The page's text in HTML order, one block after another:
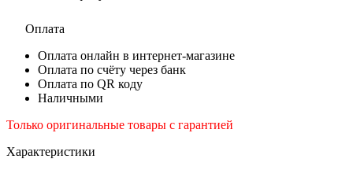
Оплата
Оплата онлайн в интернет-магазине
Оплата по счёту через банк
Оплата по QR коду
Наличными
Только оригинальные товары с гарантией
Характеристики